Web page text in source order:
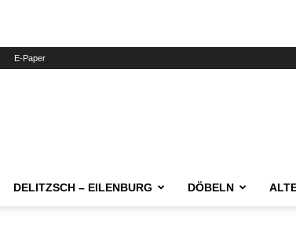
E-Paper
DELITZSCH – EILENBURG DÖBELN